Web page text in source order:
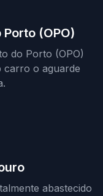
(OPO)
do Porto (OPO)
carro o aguarde
abastecido